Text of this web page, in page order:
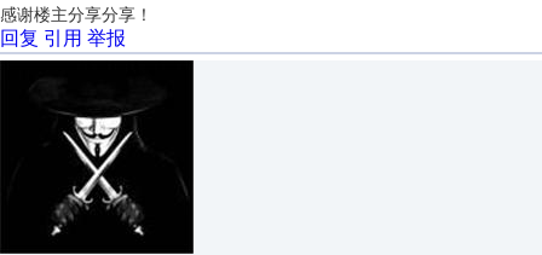
感谢楼主分享分享！
回复 引用 举报